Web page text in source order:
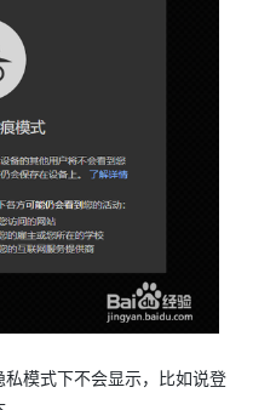
模式下不会显示，比如说登